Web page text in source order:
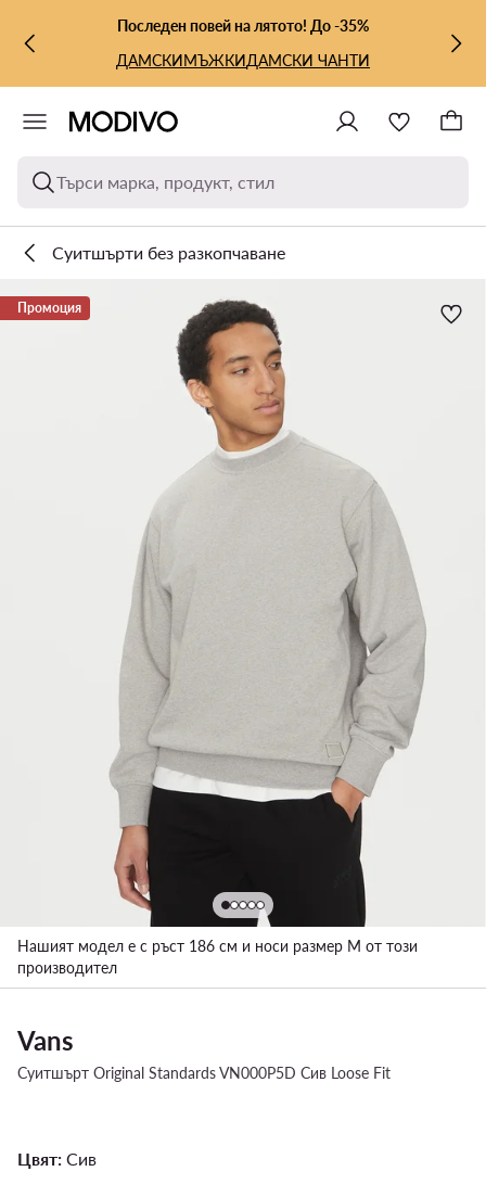
КЪМ ОСНОВНОТО СЪДЪРЖАНИЕ
КЪМ ТЪРСЕНЕПоследен повей на лятото! До -35%
ДАМСКИМЪЖКИДАМСКИ ЧАНТИ
Търси марка, продукт, стил
Суитшърти без разкопчаване
Промоция
Нашият модел е с ръст 186 см и носи размер M от този
производител
Vans
Суитшърт Original Standards VN000P5D Сив Loose Fit
Цвят: Сив